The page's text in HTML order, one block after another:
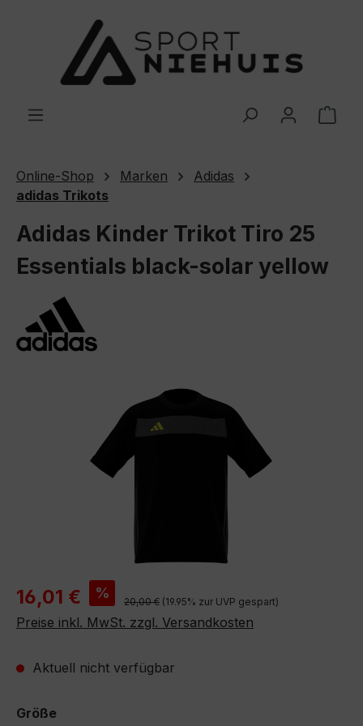
Zum Hauptinhalt springen
Online-Shop Marken
Adidas
adidas Trikots
Adidas Kinder Trikot Tiro 25
Essentials black-solar yellow
Bildergalerie überspringen
Verkaufspreis:
16,01 € % Regulärer Preis:
20,00 € (19.95% zur UVP gespart)
Preise inkl. MwSt. zzgl. Versandkosten
Aktuell nicht verfügbar
Größeauswählen